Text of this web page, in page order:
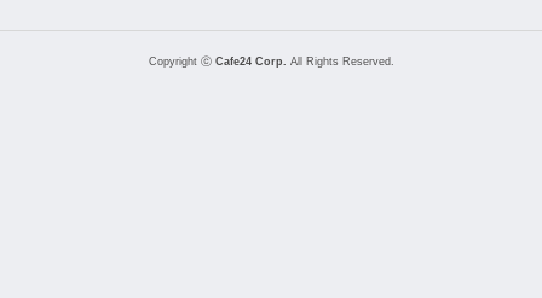
Copyright ⓒ Cafe24 Corp. All Rights Reserved.